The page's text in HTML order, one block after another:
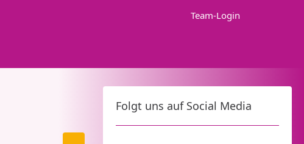
Team-Login
Folgt uns auf Social Media